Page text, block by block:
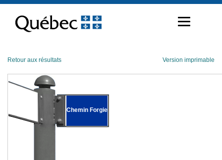
contenu
Retour aux résultats Version imprimable
Chemin Forgie